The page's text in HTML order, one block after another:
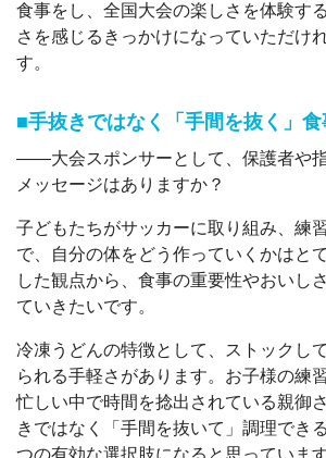
食事をし、全国大会の楽しさを体験す
さを感じるきっかけになっていただけ
す。
■手抜きではなく「手間を抜く」食
――大会スポンサーとして、保護者や
メッセージはありますか？
子どもたちがサッカーに取り組み、練
で、自分の体をどう作っていくかはと
した観点から、食事の重要性やおいし
ていきたいです。
冷凍うどんの特徴として、ストックし
られる手軽さがあります。お子様の練
忙しい中で時間を捻出されている親御
きではなく「手間を抜いて」調理でき
つの有効な選択肢になると思っています